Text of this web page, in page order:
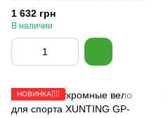
Прозрачно черные
1 632 грн
В наличии
НОВИНКА🚴‍♂️